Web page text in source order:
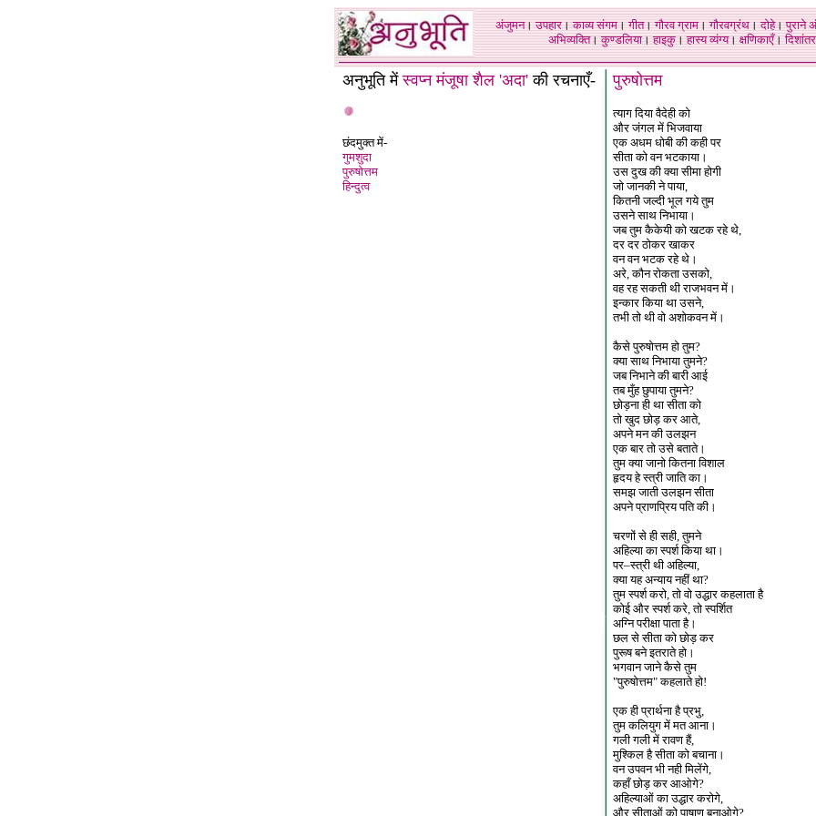
अंजुमन।उपहार।काव्य संगम।गीत।गौरव ग्राम।गौरवग्रंथ।दोहे।पुराने
अभिव्यक्ति।कुण्डलिया।हाइकु।हास्य व्यंग्य।क्षणिकाएँ।दिशांतर
अनुभूति मेंस्वप्न मंजूषा शैल 'अदा' की रचनाएँ-
छंदमुक्त में-
गुमशुदा
पुरुषोत्तम
हिन्दुत्व
पुरुषोत्तम
त्याग दिया वैदेही को
और जंगल में भिजवाया
एक अधम धोबी की कही पर
सीता को वन भटकाया।
उस दुख की क्या सीमा होगी
जो जानकी ने पाया,
कितनी जल्दी भूल गये तुम
उसने साथ निभाया।
जब तुम कैकेयी को खटक रहे थे,
दर दर ठोकर खाकर
वन वन भटक रहे थे।
अरे, कौन रोकता उसको,
वह रह सकती थी राजभवन में।
इन्कार किया था उसने,
तभी तो थी वो अशोकवन में।
कैसे पुरुषोत्तम हो तुम?
क्या साथ निभाया तुमने?
जब निभाने की बारी आई
तब मुँह छुपाया तुमने?
छोड़ना ही था सीता को
तो खुद छोड़ कर आते,
अपने मन की उलझन
एक बार तो उसे बताते।
तुम क्या जानो कितना विशाल
हृदय हे स्त्री जाति का।
समझ जाती उलझन सीता
अपने प्राणप्रिय पति की।
चरणों से ही सही, तुमने
अहिल्या का स्पर्श किया था।
पर–स्त्री थी अहिल्या,
क्या यह अन्याय नहीं था?
तुम स्पर्श करो, तो वो उद्धार कहलाता है
कोई और स्पर्श करे, तो स्पर्शित
अग्नि परीक्षा पाता है।
छल से सीता को छोड़ कर
पुरूष बने इतराते हो।
भगवान जाने कैसे तुम
"पुरुषोत्तम" कहलाते हो!
एक ही प्रार्थना है प्रभु,
तुम कलियुग में मत आना।
गली गली में रावण हैं,
मुश्किल है सीता को बचाना।
वन उपवन भी नही मिलेंगे,
कहाँ छोड़ कर आओगे?
अहिल्याओं का उद्धार करोगे,
और सीताओं को पाषाण बनाओगे?